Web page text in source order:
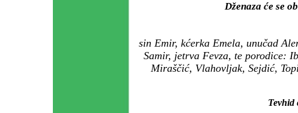
Dženaza će se
sin Emir, kćerka Emela, unučad
Samir, jetrva Fevza, te porodice:
Miraščić, Vlahovljak, Sejdić,
Tevhid